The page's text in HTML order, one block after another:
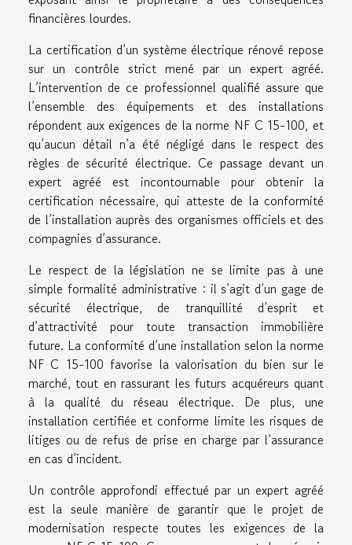
financières lourdes.
La certification d’un système électrique rénové repose
sur un contrôle strict mené par un expert agréé.
L’intervention de ce professionnel qualifié assure que
l’ensemble des équipements et des installations
répondent aux exigences de la norme NF C 15-100, et
qu’aucun détail n’a été négligé dans le respect des
règles de sécurité électrique. Ce passage devant un
expert agréé est incontournable pour obtenir la
certification nécessaire, qui atteste de la conformité
de l’installation auprès des organismes officiels et des
compagnies d’assurance.
Le respect de la législation ne se limite pas à une
simple formalité administrative : il s’agit d’un gage de
sécurité électrique, de tranquillité d’esprit et
d’attractivité pour toute transaction immobilière
future. La conformité d’une installation selon la norme
NF C 15-100 favorise la valorisation du bien sur le
marché, tout en rassurant les futurs acquéreurs quant
à la qualité du réseau électrique. De plus, une
installation certifiée et conforme limite les risques de
litiges ou de refus de prise en charge par l’assurance
en cas d’incident.
Un contrôle approfondi effectué par un expert agréé
est la seule manière de garantir que le projet de
modernisation respecte toutes les exigences de la